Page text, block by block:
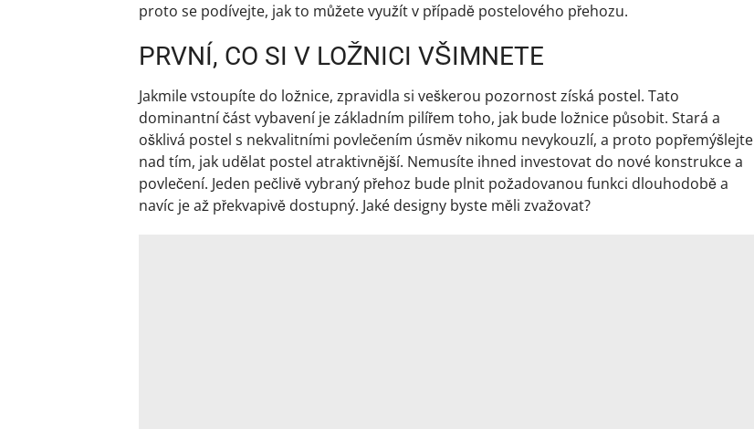
proto se podívejte, jak to můžete využít v případě postelového přehozu.
PRVNÍ, CO SI V LOŽNICI VŠIMNETE
Jakmile vstoupíte do ložnice, zpravidla si veškerou pozornost získá postel. Tato
dominantní část vybavení je základním pilířem toho, jak bude ložnice působit. Stará a
ošklivá postel s nekvalitními povlečením úsměv nikomu nevykouzlí, a proto popřemýšlejte
nad tím, jak udělat postel atraktivnější. Nemusíte ihned investovat do nové konstrukce a
povlečení. Jeden pečlivě vybraný přehoz bude plnit požadovanou funkci dlouhodobě a
navíc je až překvapivě dostupný. Jaké designy byste měli zvažovat?